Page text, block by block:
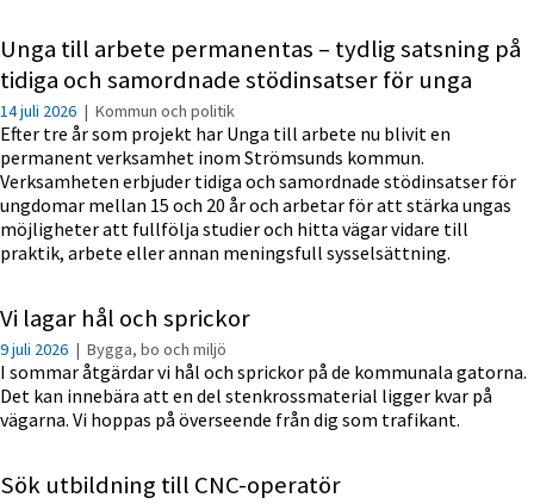
Unga till arbete permanentas – tydlig satsning på
tidiga och samordnade stödinsatser för unga
14 juli 2026 | Kommun och politik
Efter tre år som projekt har Unga till arbete nu blivit en
permanent verksamhet inom Strömsunds kommun.
Verksamheten erbjuder tidiga och samordnade stödinsatser för
ungdomar mellan 15 och 20 år och arbetar för att stärka ungas
möjligheter att fullfölja studier och hitta vägar vidare till
praktik, arbete eller annan meningsfull sysselsättning.
Vi lagar hål och sprickor
9 juli 2026 | Bygga, bo och miljö
I sommar åtgärdar vi hål och sprickor på de kommunala gatorna.
Det kan innebära att en del stenkrossmaterial ligger kvar på
vägarna. Vi hoppas på överseende från dig som trafikant.
Sök utbildning till CNC-operatör